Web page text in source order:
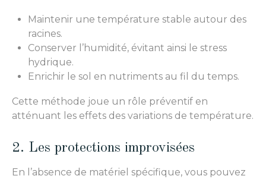
Maintenir une température stable autour des
racines.
Conserver l’humidité, évitant ainsi le stress
hydrique.
Enrichir le sol en nutriments au fil du temps.
Cette méthode joue un rôle préventif en
atténuant les effets des variations de température.
2. Les protections improvisées
En l’absence de matériel spécifique, vous pouvez